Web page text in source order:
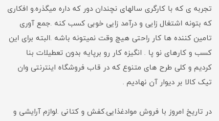
تجربه ی که با کارگری سالهای نچندان دور که داره میگذره.و افکاری
که بتونه اشتغال زایی و درآمد زایی خوبی کسب کنه .جمع آوری
تامین کننده ها کار راحتی هیچ وقت نمیتونه باشه .البته برای این
کسب و کارهای نو پا . انگیزه کار رو برپایه بدون تعطیلات بنا
کردیم و کلی طرح های متنوع که در قاب فروشگاه اینترنتی وان
تیک کالا بر دیوار آن نهادیم .
در تاریخ امروز با فروش موادغذایی.کفش و کتانی .لوازم آرایشی و